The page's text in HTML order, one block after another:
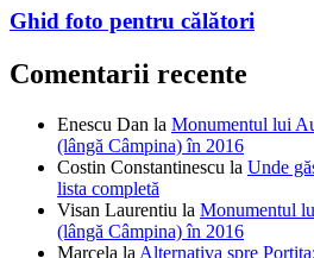
Enescu Danla
Monumentul lui
(lângă Câmpina) în 2016
lista completă
(lângă Câmpina) în 2016
MarcelalaAlternativa spre
pe uscat
Dan laMonumentul lui Aurel
Câmpina) în 2016